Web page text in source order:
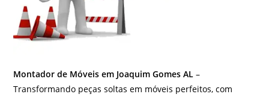
Montador de Móveis em Joaquim Gomes AL –
Transformando peças soltas em móveis perfeitos, com